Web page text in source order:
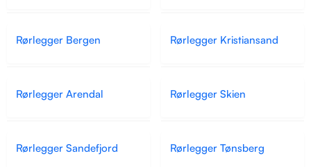
Rørlegger Bergen Rørlegger Kristiansand
Rørlegger Arendal Rørlegger Skien
Rørlegger Sandefjord Rørlegger Tønsberg